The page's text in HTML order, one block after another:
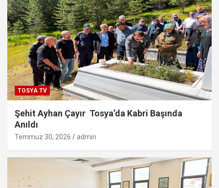
TOSYA TV
Şehit Ayhan Çayır Tosya’da Kabri Başında
Anıldı
Temmuz 30, 2026 admin